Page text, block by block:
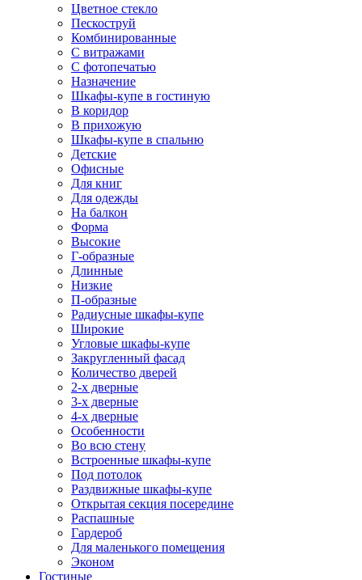
Цветное стекло
Пескоструй
Комбинированные
С витражами
С фотопечатью
Назначение
Шкафы-купе в гостиную
В коридор
В прихожую
Шкафы-купе в спальню
Детские
Офисные
Для книг
Для одежды
На балкон
Форма
Высокие
Г-образные
Длинные
Низкие
П-образные
Радиусные шкафы-купе
Широкие
Угловые шкафы-купе
Закругленный фасад
Количество дверей
2-х дверные
3-х дверные
4-х дверные
Особенности
Во всю стену
Встроенные шкафы-купе
Под потолок
Раздвижные шкафы-купе
Открытая секция посередине
Распашные
Гардероб
Для маленького помещения
Эконом
Гостиные